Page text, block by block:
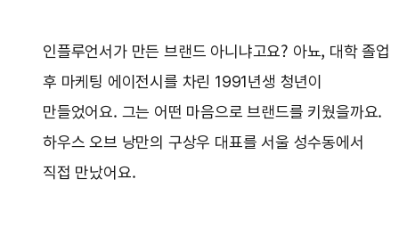
인플루언서가 만든 브랜드 아니냐고요? 아뇨, 대학 졸업
후 마케팅 에이전시를 차린 1991년생 청년이
만들었어요. 그는 어떤 마음으로 브랜드를 키웠을까요.
하우스 오브 낭만의 구상우 대표를 서울 성수동에서
직접 만났어요.